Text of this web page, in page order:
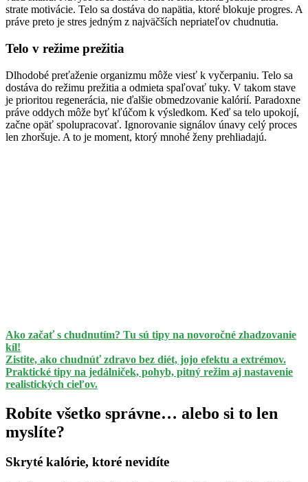
strate motivácie. Telo sa dostáva do napätia, ktoré blokuje progres. A
práve preto je stres jedným z najväčších nepriateľov chudnutia.
Telo v režime prežitia
Dlhodobé preťaženie organizmu môže viesť k vyčerpaniu. Telo sa
dostáva do režimu prežitia a odmieta spaľovať tuky. V takom stave
je prioritou regenerácia, nie ďalšie obmedzovanie kalórií. Paradoxne
práve oddych môže byť kľúčom k výsledkom. Keď sa telo upokojí,
začne opäť spolupracovať. Ignorovanie signálov únavy celý proces
len zhoršuje. A to je moment, ktorý mnohé ženy prehliadajú.
Ako začať s chudnutím? Tu sú tipy na novoročné zhadzovanie
kíl!
Zistite, ako chudnúť zdravo bez diét, jojo efektu a extrémov.
Praktické tipy na jedálniček, pohyb, pitný režim aj nastavenie
realistických cieľov.
Robíte všetko správne… alebo si to len
myslíte?
Skryté kalórie, ktoré nevidíte